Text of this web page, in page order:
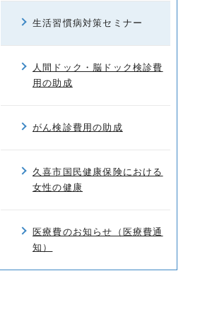
生活習慣病対策セミナー
人間ドック・脳ドック検診費
用の助成
がん検診費用の助成
久喜市国民健康保険における
女性の健康
医療費のお知らせ（医療費通
知）